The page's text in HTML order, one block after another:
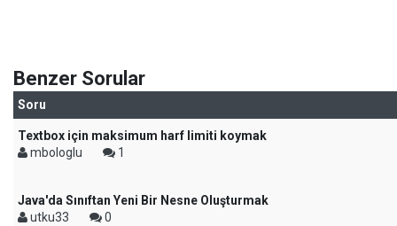
Benzer Sorular
Soru
Textbox için maksimum harf limiti koymak
mbologlu
1
Java'da Sınıftan Yeni Bir Nesne Oluşturmak
utku33
0